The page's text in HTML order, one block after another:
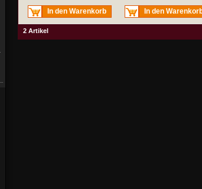
In den Warenkorb In den
2 Artikel